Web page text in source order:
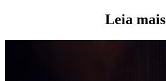
Leia mais